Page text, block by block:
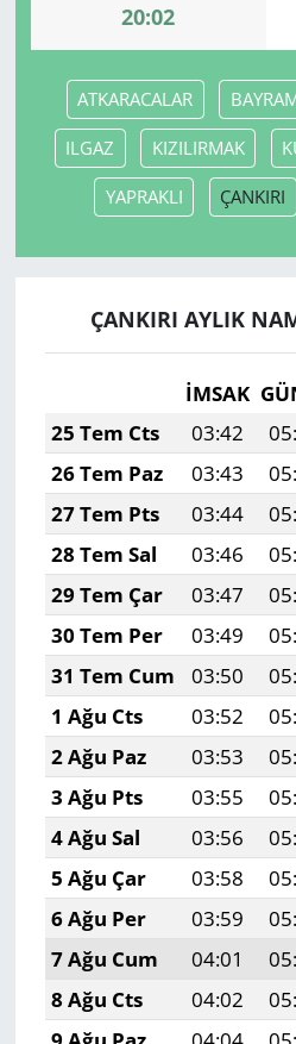
20:02
ATKARACALAR
ILGAZ KIZILIRMAK
YAPRAKLI ÇANKIRI
ÇANKIRI AYLIK
İMSAK
25 Tem Cts
03:42
26 Tem Paz
03:43
27 Tem Pts
03:44
28 Tem Sal
03:46
29 Tem Çar
03:47
30 Tem Per
03:49
31 Tem Cum
03:50
1 Ağu Cts
03:52
2 Ağu Paz
03:53
3 Ağu Pts
03:55
4 Ağu Sal
03:56
5 Ağu Çar
03:58
6 Ağu Per
03:59
7 Ağu Cum
04:01
8 Ağu Cts
04:02